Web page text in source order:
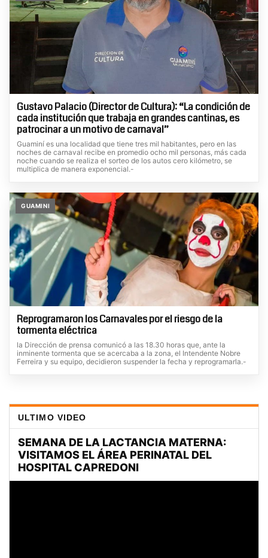
Gustavo Palacio (Director de Cultura): “La condición de
cada institución que trabaja en grandes cantinas, es
patrocinar a un motivo de carnaval”
Guaminí es una localidad que tiene tres mil habitantes, pero en las
noches de carnaval recibe en promedio ocho mil personas, más cada
noche cuando se realiza el sorteo de los autos cero kilómetro, se
multiplica de manera exponencial.-
GUAMINI
Reprogramaron los Carnavales por el riesgo de la
tormenta eléctrica
la Dirección de prensa comunicó a las 18.30 horas que, ante la
inminente tormenta que se acercaba a la zona, el Intendente Nobre
Ferreira y su equipo, decidieron suspender la fecha y reprogramarla.-
ULTIMO VIDEO